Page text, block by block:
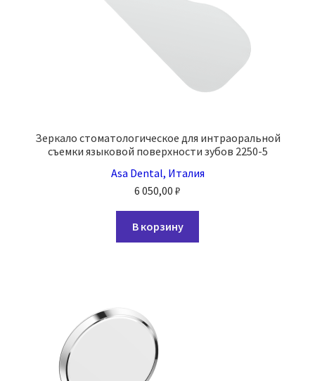
Зеркало стоматологическое для интраоральной
съемки языковой поверхности зубов 2250-5
Asa Dental, Италия
6 050,00 ₽
В корзину